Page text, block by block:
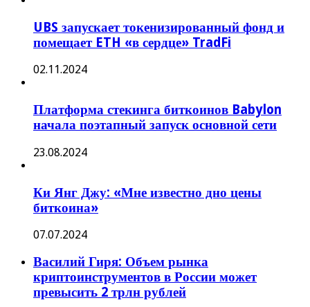
UBS запускает токенизированный фонд и
помещает ETH «в сердце» TradFi
02.11.2024
Платформа стекинга биткоинов Babylon
начала поэтапный запуск основной сети
23.08.2024
Ки Янг Джу: «Мне известно дно цены
биткоина»
07.07.2024
Василий Гиря: Объем рынка
криптоинструментов в России может
превысить 2 трлн рублей